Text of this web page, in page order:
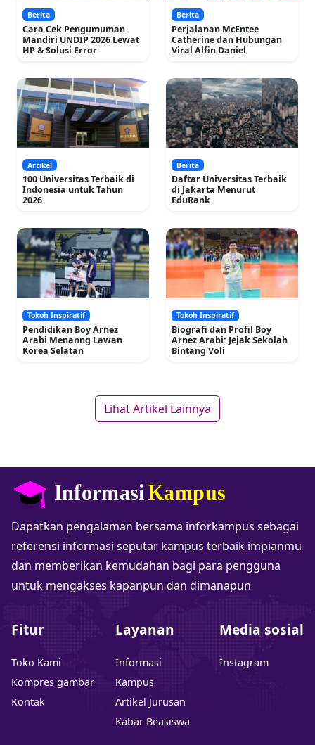
Berita
Cara Cek Pengumuman
Mandiri UNDIP 2026 Lewat
HP & Solusi Error
Berita
Perjalanan McEntee
Catherine dan Hubungan
Viral Alfin Daniel
Artikel
100 Universitas Terbaik di
Indonesia untuk Tahun
2026
Berita
Daftar Universitas Terbaik
di Jakarta Menurut
EduRank
Tokoh Inspiratif
Pendidikan Boy Arnez
Arabi Menanng Lawan
Korea Selatan
Tokoh Inspiratif
Biografi dan Profil Boy
Arnez Arabi: Jejak Sekolah
Bintang Voli
Lihat Artikel Lainnya
Dapatkan pengalaman bersama inforkampus sebagai
referensi informasi seputar kampus terbaik impianmu
dan memberikan kemudahan bagi para pengguna
untuk mengakses kapanpun dan dimanapun
Fitur
Toko Kami
Kompres gambar
Kontak
Layanan
Informasi
Kampus
Artikel Jurusan
Kabar Beasiswa
Media sosial
Instagram